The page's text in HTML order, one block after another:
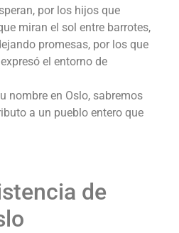
por los hijos que
miran el sol entre barrotes,
promesas, por los que
el entorno de
nombre en Oslo, sabremos
a un pueblo entero que
de